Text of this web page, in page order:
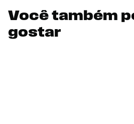
Você também
gostar